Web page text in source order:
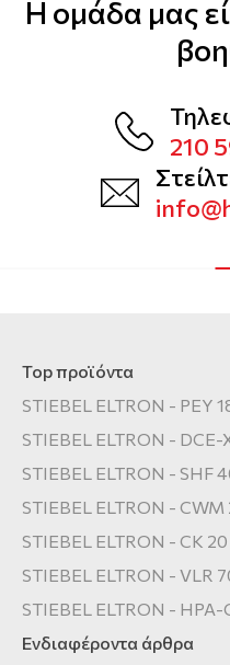
Η ομάδα μας
210
Top προϊόντα
STIEBEL ELTRON - PEY
STIEBEL ELTRON -
STIEBEL ELTRON - SHF
STIEBEL ELTRON - CWM
STIEBEL ELTRON - CK
STIEBEL ELTRON - VLR
STIEBEL ELTRON - HPA-
Ενδιαφέροντα άρθρα